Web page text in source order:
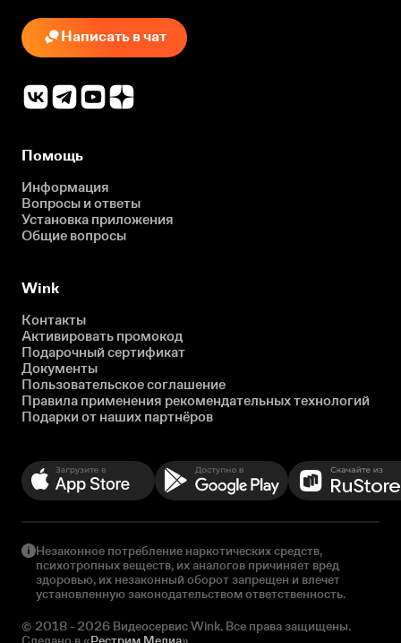
Написать в чат
Помощь
Информация
Вопросы и ответы
Установка приложения
Общие вопросы
Wink
Контакты
Активировать промокод
Подарочный сертификат
Документы
Пользовательское соглашение
Правила применения рекомендательных технологий
Подарки от наших партнёров
Незаконное потребление наркотических средств,
психотропных веществ, их аналогов причиняет вред
здоровью, их незаконный оборот запрещен и влечет
установленную законодательством ответственность.
© 2018 - 2026 Видеосервис Wink. Все права защищены.